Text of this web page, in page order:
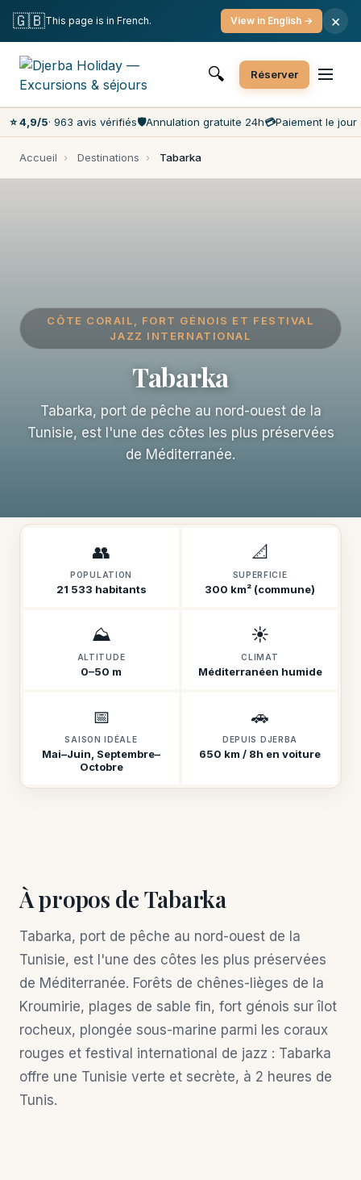
Annulation gratuite
Prix les moins chers du marché
Service client 7j/7
🔍 Réserver
⭐ 4,9/5· 963 avis vérifiés🛡️Annulation gratuite 24h💳Paiement le jour
Accueil › Destinations › Tabarka
CÔTE CORAIL, FORT GÉNOIS ET FESTIVAL
JAZZ INTERNATIONAL
Tabarka
Tabarka, port de pêche au nord-ouest de la
Tunisie, est l'une des côtes les plus préservées
de Méditerranée.
👥
POPULATION
21 533 habitants
📐
SUPERFICIE
300 km² (commune)
⛰️
ALTITUDE
0–50 m
☀️
CLIMAT
Méditerranéen humide
📅
SAISON IDÉALE
Mai–Juin, Septembre–
Octobre
🚗
DEPUIS DJERBA
650 km / 8h en voiture
À propos de Tabarka
Tabarka, port de pêche au nord-ouest de la
Tunisie, est l'une des côtes les plus préservées
de Méditerranée. Forêts de chênes-lièges de la
Kroumirie, plages de sable fin, fort génois sur îlot
rocheux, plongée sous-marine parmi les coraux
rouges et festival international de jazz : Tabarka
offre une Tunisie verte et secrète, à 2 heures de
Tunis.
🇬🇧This page is in French. View in English → ×